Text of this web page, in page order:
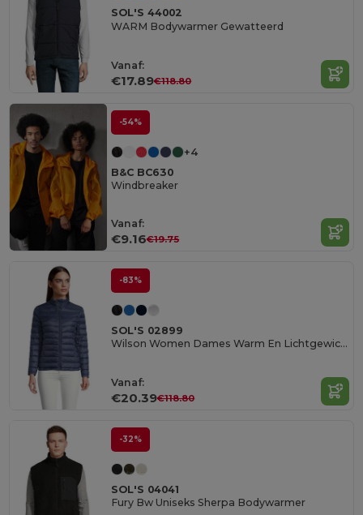
SOL'S 44002
WARM Bodywarmer Gewatteerd
Vanaf:
€17.89€118.80
-54%
+4
B&C BC630
Windbreaker
Vanaf:
€9.16€19.75
-83%
SOL'S 02899
Wilson Women Dames Warm En Lichtgewicht Gewatteerd Jack
Vanaf:
€20.39€118.80
-32%
SOL'S 04041
Fury Bw Uniseks Sherpa Bodywarmer